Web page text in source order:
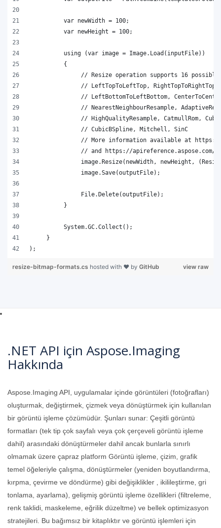
);
view raw
resize-bitmap-formats.cs hosted with ❤ by GitHub
.NET API için Aspose.Imaging
Hakkında
Aspose.Imaging API, uygulamalar içinde görüntüleri (fotoğrafları)
oluşturmak, değiştirmek, çizmek veya dönüştürmek için kullanılan
bir görüntü işleme çözümüdür. Şunları sunar: Çeşitli görüntü
formatları (tek tip çok sayfalı veya çok çerçeveli görüntü işleme
dahil) arasındaki dönüştürmeler dahil ancak bunlarla sınırlı
olmamak üzere çapraz platform Görüntü işleme, çizim, grafik
temel öğeleriyle çalışma, dönüştürmeler (yeniden boyutlandırma,
kırpma, çevirme ve döndürme) gibi değişiklikler , ikilileştirme, gri
tonlama, ayarlama), gelişmiş görüntü işleme özellikleri (filtreleme,
renk taklidi, maskeleme, eğrilik düzeltme) ve bellek optimizasyon
stratejileri. Bu bağımsız bir kitaplıktır ve görüntü işlemleri için